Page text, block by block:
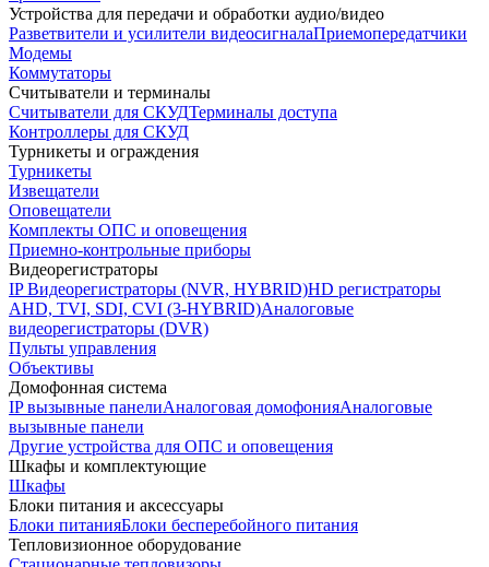
Устройства для передачи и обработки аудио/видео
Разветвители и усилители видеосигналаПриемопередатчики
Модемы
Коммутаторы
Считыватели и терминалы
Считыватели для СКУДТерминалы доступа
Контроллеры для СКУД
Турникеты и ограждения
Турникеты
Извещатели
Оповещатели
Комплекты ОПС и оповещения
Приемно-контрольные приборы
Видеорегистраторы
IP Видеорегистраторы (NVR, HYBRID)HD регистраторы
AHD, TVI, SDI, CVI (3-HYBRID)Аналоговые
видеорегистраторы (DVR)
Пульты управления
Объективы
Домофонная система
IP вызывные панелиАналоговая домофонияАналоговые
вызывные панели
Другие устройства для ОПС и оповещения
Шкафы и комплектующие
Шкафы
Блоки питания и аксессуары
Блоки питанияБлоки бесперебойного питания
Тепловизионное оборудование